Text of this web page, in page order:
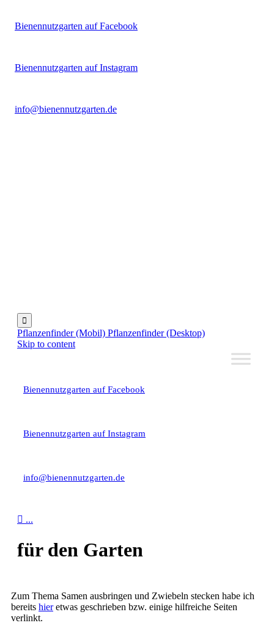
Bienennutzgarten auf Facebook
Bienennutzgarten auf Instagram
info@bienennutzgarten.de

Pflanzenfinder (Mobil) Pflanzenfinder (Desktop)
Skip to content
Bienennutzgarten auf Facebook
Bienennutzgarten auf Instagram
info@bienennutzgarten.de
 ...
für den Garten
Zum Thema Samen ausbringen und Zwiebeln stecken habe ich
bereits hieretwas geschrieben bzw. einige hilfreiche Seiten
verlinkt.